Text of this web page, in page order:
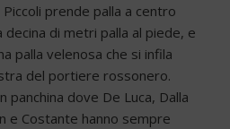
prende palla a centro
decina di metri palla al piede, e
palla velenosa che si infila
del portiere rossonero.
panchina dove De Luca, Dalla
e Costante hanno sempre